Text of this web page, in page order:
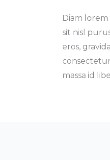
Diam
sit nisl
eros,
massa id